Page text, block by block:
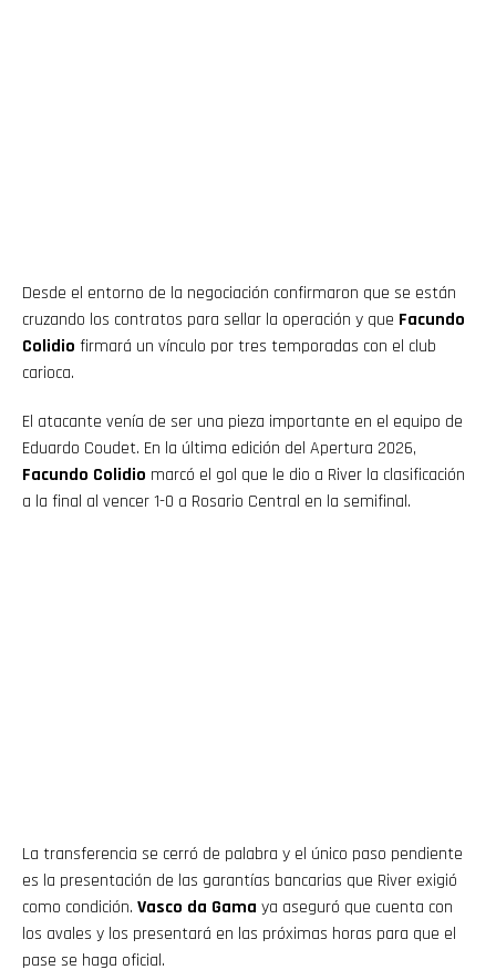
Desde el entorno de la negociación confirmaron que se están
cruzando los contratos para sellar la operación y que Facundo
Colidio firmará un vínculo por tres temporadas con el club
carioca.
El atacante venía de ser una pieza importante en el equipo de
Eduardo Coudet. En la última edición del Apertura 2026,
Facundo Colidio marcó el gol que le dio a River la clasificación
a la final al vencer 1-0 a Rosario Central en la semifinal.
La transferencia se cerró de palabra y el único paso pendiente
es la presentación de las garantías bancarias que River exigió
como condición. Vasco da Gama ya aseguró que cuenta con
los avales y los presentará en las próximas horas para que el
pase se haga oficial.